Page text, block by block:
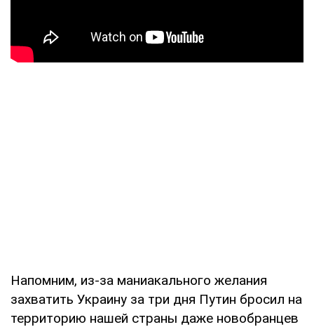
Напомним, из-за маниакального желания
захватить Украину за три дня Путин бросил на
территорию нашей страны даже новобранцев